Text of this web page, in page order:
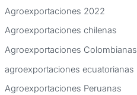
r
p
o
r
:
Agroexportaciones 2022
Agroexportaciones chilenas
Agroexportaciones Colombianas
agroexportaciones ecuatorianas
Agroexportaciones Peruanas